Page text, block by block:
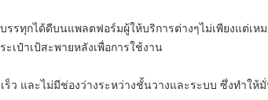
ทุกได้ดีบนแพลตฟอร์มผู้ให้บริการต่างๆไม่เพียงแต่เห
ป๋าเป้สะพายหลังเพื่อการใช้งาน
ร็ว และไม่มีช่องว่างระหว่างชั้นวางและระบบ ซึ่งทำใ